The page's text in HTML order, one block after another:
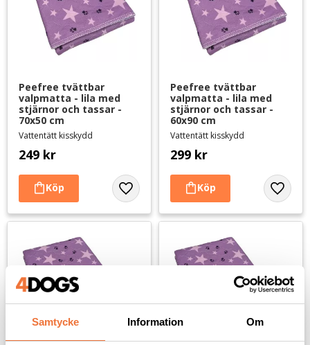
Samtycke Information Om
Peefree tvättbar
valpmatta - lila med
stjärnor och tassar -
70x50 cm
Vattentätt kisskydd
249 kr
Lägg till i favoriter
Peefree tvättbar
valpmatta - lila med
stjärnor och tassar -
60x90 cm
Vattentätt kisskydd
299 kr
Lägg